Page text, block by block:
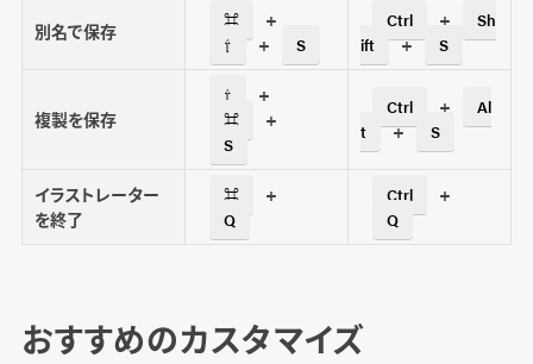
別名で保存 ⌘ +
⇧ + S
Ctrl +
Sh
ift
+ S
複製を保存
⇧ +
⌘ +
S
Ctrl +
Al
t
+ S
イラストレーター
を終了
⌘ +
Q
Ctrl +
Q
おすすめのカスタマイズ